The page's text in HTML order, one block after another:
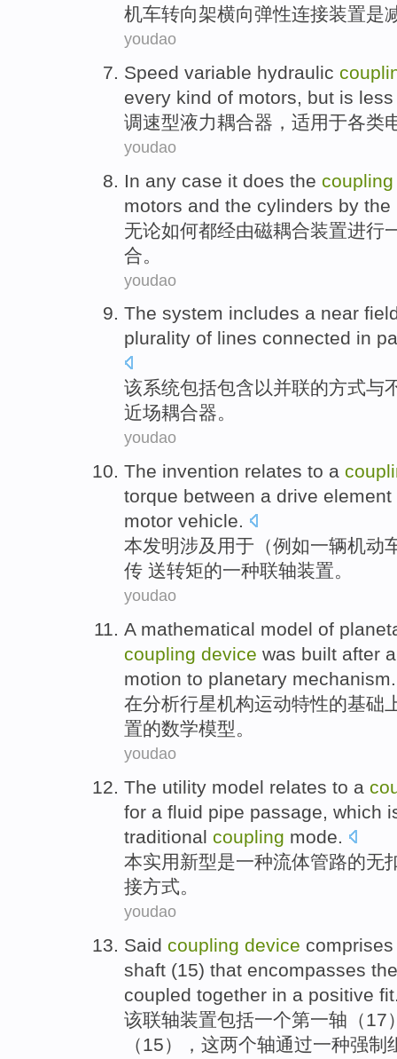
机车转向架横向弹性连接装置是
youdao
Speed variable hydraulic
every kind of motors, but is
调速型液力耦合器 ， 适用于各类
youdao
In any case it does the coupling
motors and the cylinders by the
无论如何都经由磁耦合装置进行
合。
youdao
The system includes a near
plurality of lines connected in
该系统包括包含以并联的方式与
近场耦合器。
youdao
The invention relates to a
torque between a drive element
motor vehicle.
本发明涉及 用于（例如一辆机动
传 送转矩的一种联轴装置。
youdao
A mathematical model of
coupling device was built after
motion to planetary mechanism.
在分析行星机构运动特性的基础
置的数学模型。
youdao
The utility model relates to a
for a fluid pipe passage, which
traditional coupling mode.
本实用新型是一种流体管路的无
接方式。
youdao
Said coupling device comprises
shaft (15) that encompasses the
coupled together in a positive
该联轴装置包括一个第一轴 （ 17
（ 15），这两个轴通过一种强制